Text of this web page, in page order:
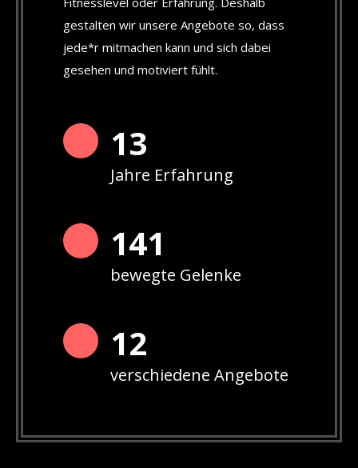
gestalten wir unsere Angebote so, dass
jede*r mitmachen kann und sich dabei
gesehen und motiviert fühlt.
13
Jahre Erfahrung
142
bewegte Gelenke
12
verschiedene Angebote